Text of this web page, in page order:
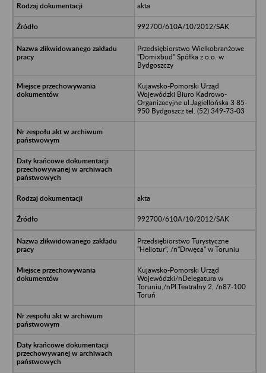
akta
992700/610A/10/2012/SAK
Przedsiębiorstwo Wielkobranżowe
"Domixbud" Spółka z o.o. w
Bydgoszczy
Kujawsko-Pomorski Urząd
Wojewódzki Biuro Kadrowo-
Organizacyjne ul.Jagiellońska 3 85-
950 Bydgoszcz tel. (52) 349-73-03
akta
992700/610A/10/2012/SAK
Przedsiębiorstwo Turystyczne
"Heliotur", /n"Drwęca" w Toruniu
Kujawsko-Pomorski Urząd
Wojewódzki/nDelegatura w
Toruniu,/nPl.Teatralny 2, /n87-100
Toruń